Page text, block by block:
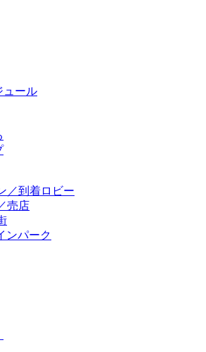
ュール
／到着ロビー
売店
ンパーク